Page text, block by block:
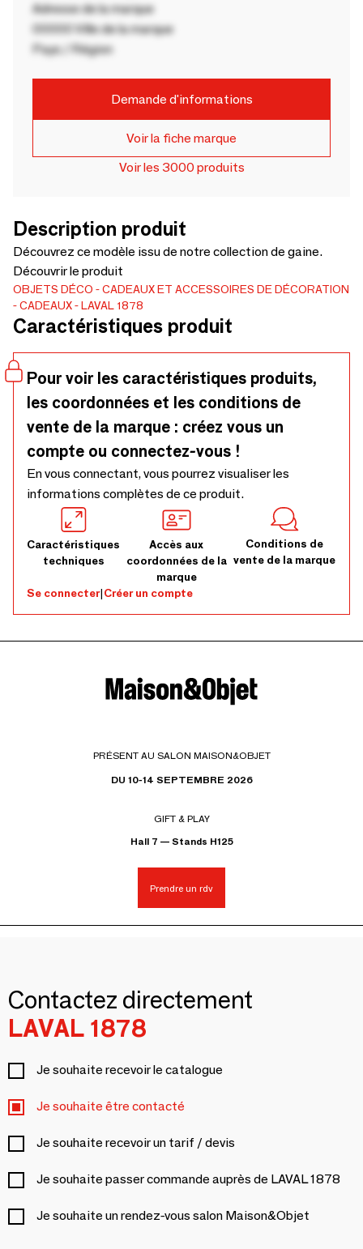
Adresse de la marque
00000 Ville de la marque
Pays / Région
Demande d'informations
Voir la fiche marque
Voir les 3000 produits
Description produit
Découvrez ce modèle issu de notre collection de gaine.
Découvrir le produit
OBJETS DÉCO
CADEAUX ET ACCESSOIRES DE DÉCORATION
CADEAUX
LAVAL 1878
Caractéristiques produit
Pour voir les caractéristiques produits,
les coordonnées et les conditions de
vente de la marque : créez vous un
compte ou connectez-vous !
En vous connectant, vous pourrez visualiser les
informations complètes de ce produit.
Caractéristiques
techniques
Accès aux
coordonnées de la
marque
Conditions de
vente de la marque
Se connecter|Créer un compte
PRÉSENT AU SALON MAISON&OBJET
DU 10-14 SEPTEMBRE 2026
GIFT & PLAY
Hall 7 — Stands H125
Prendre un rdv
Contactez directement
LAVAL 1878
Je souhaite recevoir le catalogue
Je souhaite être contacté
Je souhaite recevoir un tarif / devis
Je souhaite passer commande auprès de LAVAL 1878
Je souhaite un rendez-vous salon Maison&Objet